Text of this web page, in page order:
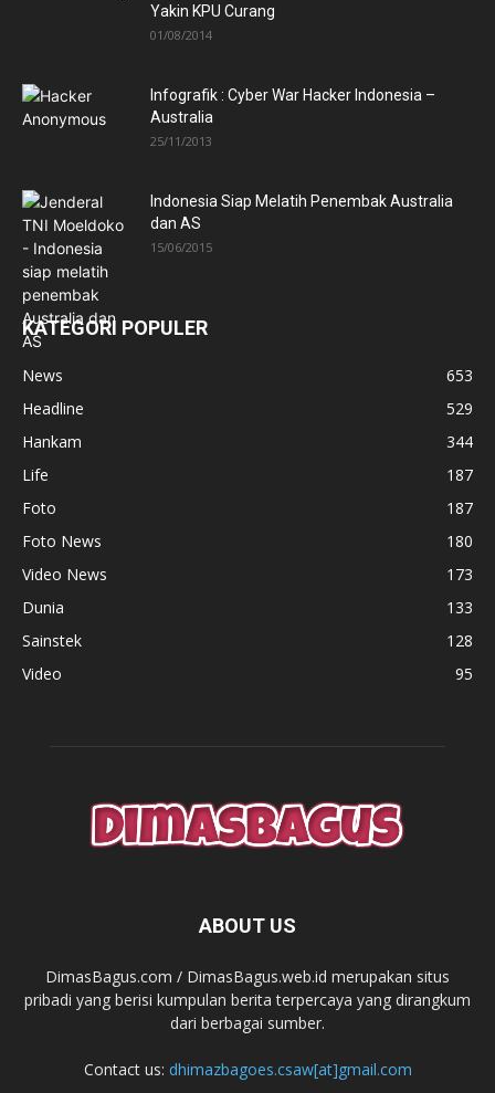
Yakin KPU Curang
01/08/2014
Infografik : Cyber War Hacker Indonesia –
Australia
25/11/2013
Indonesia Siap Melatih Penembak Australia
dan AS
15/06/2015
KATEGORI POPULER
News
653
Headline
529
Hankam
344
Life
187
Foto
187
Foto News
180
Video News
173
Dunia
133
Sainstek
128
Video
95
ABOUT US
DimasBagus.com / DimasBagus.web.id merupakan situs
pribadi yang berisi kumpulan berita terpercaya yang dirangkum
dari berbagai sumber.
Contact us: dhimazbagoes.csaw[at]gmail.com